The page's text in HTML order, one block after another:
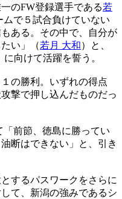
のFW登録選手である若
で５試合負けていない
ある。その中で、自分が
い」（若月 大和）と、
向けて活躍を誓う。
の勝利。いずれの得点
撃で押し込んだものだっ
「前節、徳島に勝ってい
断はできない」と、引き
するパスワークをさらに
て、新潟の強みであるシ